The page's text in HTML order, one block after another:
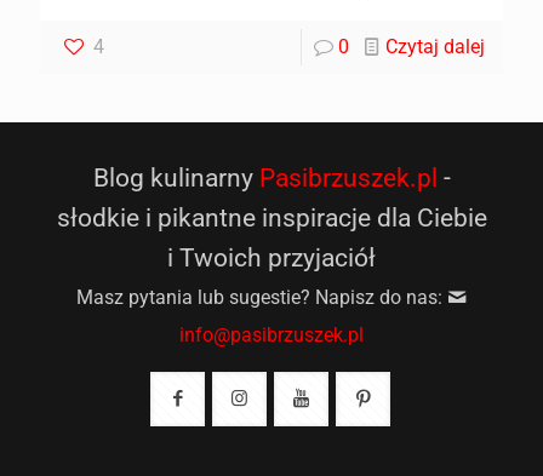
4 0 Czytaj dalej
Blog kulinarny Pasibrzuszek.pl -
słodkie i pikantne inspiracje dla Ciebie
i Twoich przyjaciół
Masz pytania lub sugestie? Napisz do nas:
info@pasibrzuszek.pl